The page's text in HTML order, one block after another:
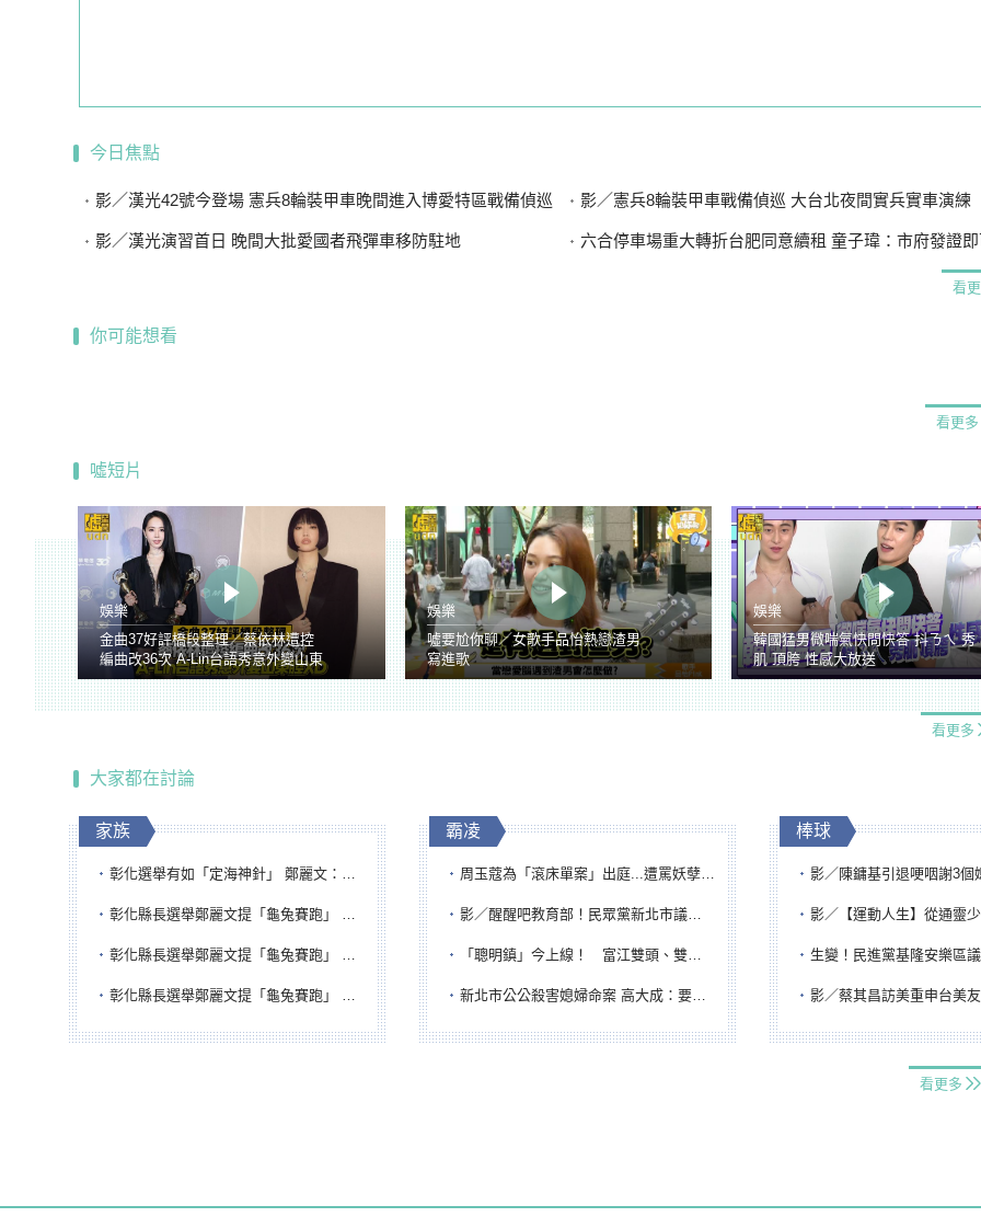
今日焦點
影／漢光42號今登場 憲兵8輪裝甲車晚間進入博愛特區戰備偵巡 影／憲兵8輪裝甲車戰備偵巡 大台北夜間實兵實車演練
影／漢光演習首日 晚間大批愛國者飛彈車移防駐地 六合停車場重大轉折台肥同意續租 童子瑋：市府發證即可
看
你可能想看
看更多
噓短片
娛樂
金曲37好評橋段整理／蔡依林遭控
編曲改36次 A-Lin台語秀意外變山東
腔
娛樂
噓要尬你聊／女歌手品怡熱戀渣男
寫進歌
娛樂
韓國猛男微喘氣快問快答 抖ㄋㄟ 秀
肌 頂胯 性感大放送
看更多
大家都在討論
家族
彰化選舉有如「定海神針」 鄭麗文：傾全黨之力讓彰化贏
彰化縣長選舉鄭麗文提「龜兔賽跑」 綠營、無黨籍忙否認是烏龜
彰化縣長選舉鄭麗文提「龜兔賽跑」 綠營、無黨籍忙否認是烏龜
彰化縣長選舉鄭麗文提「龜兔賽跑」 綠營、無黨籍忙否認是烏龜
霸凌
周玉蔻為「滾床單案」出庭...遭罵妖孽下地獄 張淑娟批：舌頭殺人有罪
影／醒醒吧教育部！民眾黨新北市議員參選人提出校園反毒防線升級政見
「聰明鎮」今上線！ 富江雙頭、雙一、人頭氣球全登場
新北市公公殺害媳婦命案 高大成：要害殺多刀顯示怨恨深
棒球
影／陳鏞基引退哽咽謝3個媽媽 最大
影／【運動人生】從通靈少女到無任所大使 劉柏君
生變！民進黨基隆安樂區議員提名人黃永翔突
影／蔡其昌訪美重申台美友誼 擔任MLB大
看更多